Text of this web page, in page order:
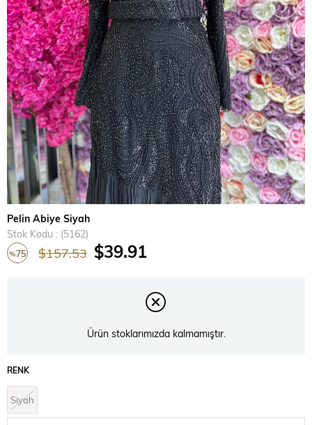
Pelin Abiye Siyah
Stok Kodu
(5162)
%75 $157.53 $39.91
Ürün stoklarımızda kalmamıştır.
RENK
Siyah